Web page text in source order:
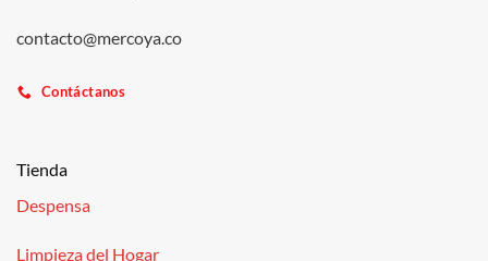
contacto@mercoya.co
Contáctanos
Tienda
Despensa
Limpieza del Hogar